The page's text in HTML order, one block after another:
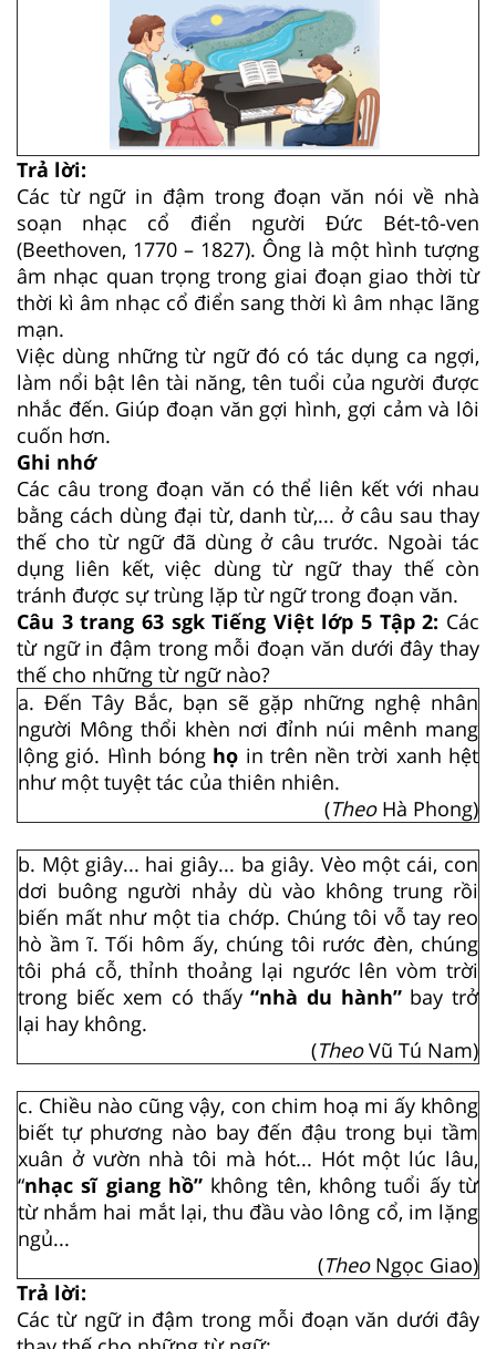
Trả lời:
Các từ ngữ in đậm trong đoạn văn nói về nhà
soạn nhạc cổ điển người Đức Bét-tô-ven
(Beethoven, 1770 – 1827). Ông là một hình tượng
âm nhạc quan trọng trong giai đoạn giao thời từ
thời kì âm nhạc cổ điển sang thời kì âm nhạc lãng
mạn.
Việc dùng những từ ngữ đó có tác dụng ca ngợi,
làm nổi bật lên tài năng, tên tuổi của người được
nhắc đến. Giúp đoạn văn gợi hình, gợi cảm và lôi
cuốn hơn.
Ghi nhớ
Các câu trong đoạn văn có thể liên kết với nhau
bằng cách dùng đại từ, danh từ,... ở câu sau thay
thế cho từ ngữ đã dùng ở câu trước. Ngoài tác
dụng liên kết, việc dùng từ ngữ thay thế còn
tránh được sự trùng lặp từ ngữ trong đoạn văn.
Câu 3 trang 63 sgk Tiếng Việt lớp 5 Tập 2: Các
từ ngữ in đậm trong mỗi đoạn văn dưới đây thay
thế cho những từ ngữ nào?
a. Đến Tây Bắc, bạn sẽ gặp những nghệ nhân
người Mông thổi khèn nơi đỉnh núi mênh mang
lộng gió. Hình bóng họ in trên nền trời xanh hệt
như một tuyệt tác của thiên nhiên.
(TheoHà Phong)
b. Một giây... hai giây... ba giây. Vèo một cái, con
dơi buông người nhảy dù vào không trung rồi
biến mất như một tia chớp. Chúng tôi vỗ tay reo
hò ầm ĩ. Tối hôm ấy, chúng tôi rước đèn, chúng
tôi phá cỗ, thỉnh thoảng lại ngước lên vòm trời
trong biếc xem có thấy“nhà du hành”bay trở
lại hay không.
(TheoVũ Tú Nam)
c. Chiều nào cũng vậy, con chim hoạ mi ấy không
biết tự phương nào bay đến đậu trong bụi tầm
xuân ở vườn nhà tôi mà hót... Hót một lúc lâu,
“nhạc sĩ giang hồ” không tên, không tuổi ấy từ
từ nhắm hai mắt lại, thu đầu vào lông cổ, im lặng
ngủ...
(TheoNgọc Giao)
Trả lời:
Các từ ngữ in đậm trong mỗi đoạn văn dưới đây